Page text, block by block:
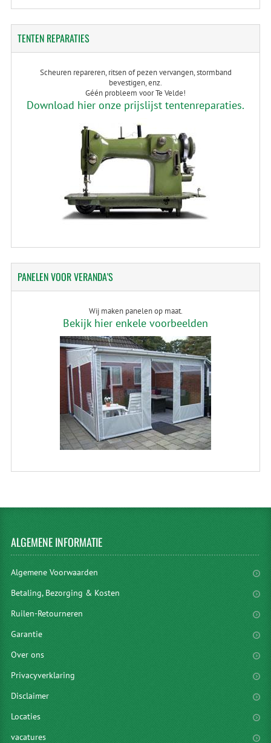
TENTENREPARATIES
Scheuren repareren, ritsen of pezen vervangen, stormband
bevestigen, enz.
Géén probleem voor Te Velde!
Download hier onze prijslijst tentenreparaties.
PANELENVOOR VERANDA'S
Wij maken panelen op maat.
Bekijk hier enkele voorbeelden
ALGEMENEINFORMATIE
Algemene Voorwaarden
Betaling, Bezorging & Kosten
Ruilen-Retourneren
Garantie
Over ons
Privacyverklaring
Disclaimer
Locaties
vacatures